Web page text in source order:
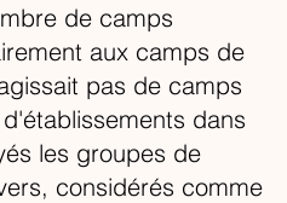
de camps
aux camps de
pas de camps
dans
les groupes de
considérés comme